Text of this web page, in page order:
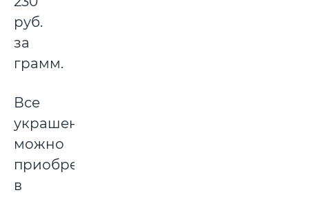
руб.
за
грамм.
Все
украшения
можно
приобрести
в